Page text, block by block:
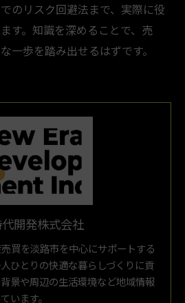
のリスク回避法まで、実際に役
す。知識を深めることで、売
一歩を踏み出せるはずです。
開発株式会社
買を淡路市を中心にサポートする
ひとりの快適な暮らしづくりに貢
景や周辺の生活環境など地域情報
います。